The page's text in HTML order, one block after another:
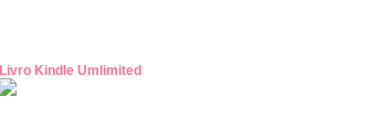
Livro Kindle Umlimited